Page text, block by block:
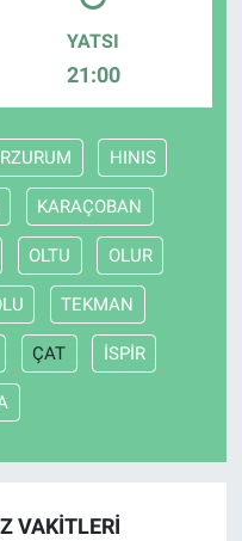
YATSI
21:00
HINIS
KARAÇOBAN
OLTU OLUR
TEKMAN
ÇAT İSPİR
VAKITLERI